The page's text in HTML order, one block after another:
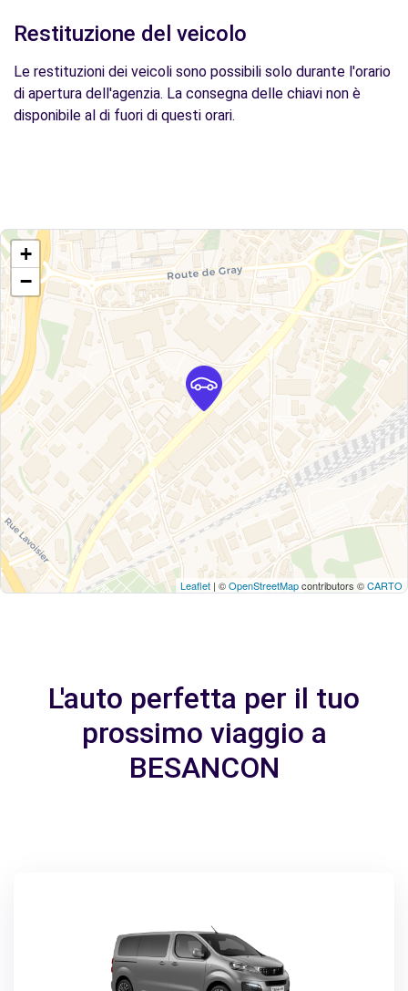
Restituzione del veicolo
Le restituzioni dei veicoli sono possibili solo durante l'orario
di apertura dell'agenzia. La consegna delle chiavi non è
disponibile al di fuori di questi orari.
+
−
Leaflet | ©OpenStreetMapcontributors ©CARTO
L'auto perfetta per il tuo
prossimo viaggio a
BESANCON